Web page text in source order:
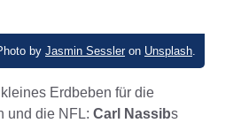
by Jasmin Sessleron Unsplash.
Erdbeben für die
und die NFL: Carl Nassibs